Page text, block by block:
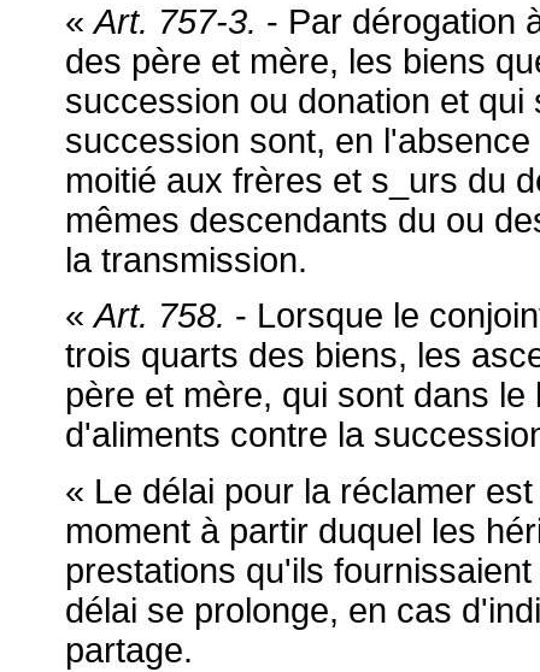
«Art. 757-3. - Par dérogation
des père et mère, les biens
succession ou donation et
succession sont, en
moitié aux frères et s_urs du
mêmes descendants du ou
la transmission.
«Art. 758. - Lorsque le
trois quarts des biens, les
père et mère, qui sont dans
d'aliments contre la
« Le délai pour la réclamer
moment à partir duquel les
prestations qu'ils
délai se prolonge, en cas
partage.